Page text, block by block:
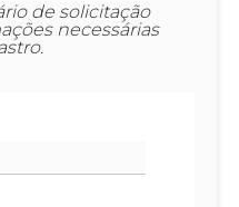
de solicitação
necessárias